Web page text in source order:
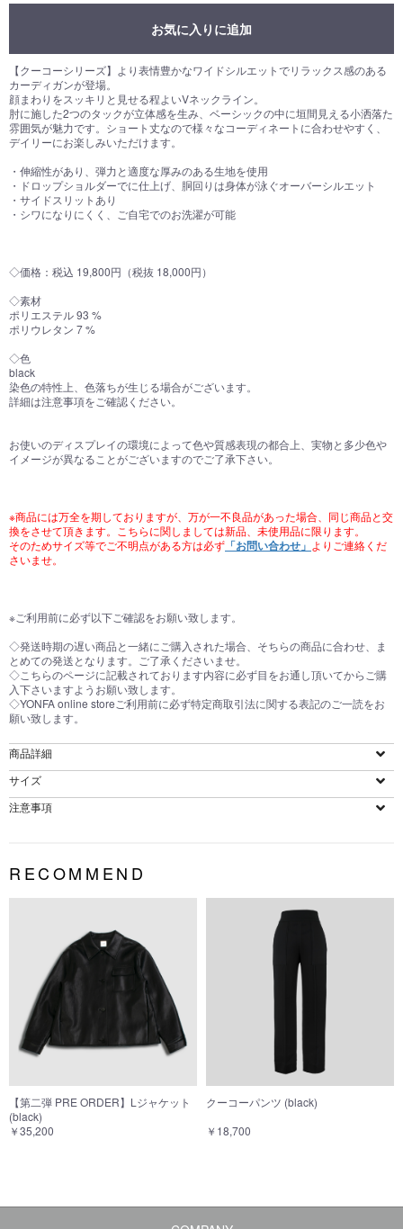
お買い物を続ける カートへ進む
お気に入りに追加
【クーコーシリーズ】より表情豊かなワイドシルエットでリラックス感のある
カーディガンが登場。
顔まわりをスッキリと見せる程よいVネックライン。
肘に施した2つのタックが立体感を生み、ベーシックの中に垣間見える小洒落た
雰囲気が魅力です。ショート丈なので様々なコーディネートに合わせやすく、
デイリーにお楽しみいただけます。
・伸縮性があり、弾力と適度な厚みのある生地を使用
・ドロップショルダーでに仕上げ、胴回りは身体が泳ぐオーバーシルエット
・サイドスリットあり
・シワになりにくく、ご自宅でのお洗濯が可能
◇価格：税込 19,800円（税抜 18,000円）
◇素材
ポリエステル 93 %
ポリウレタン 7 %
◇色
black
染色の特性上、色落ちが生じる場合がございます。
詳細は注意事項をご確認ください。
お使いのディスプレイの環境によって色や質感表現の都合上、実物と多少色や
イメージが異なることがございますのでご了承下さい。
※商品には万全を期しておりますが、万が一不良品があった場合、同じ商品と交
換をさせて頂きます。こちらに関しましては新品、未使用品に限ります。
そのためサイズ等でご不明点がある方は必ず 「お問い合わせ」 よりご連絡くだ
さいませ。
※ご利用前に必ず以下ご確認をお願い致します。
◇発送時期の遅い商品と一緒にご購入された場合、そちらの商品に合わせ、ま
とめての発送となります。ご了承くださいませ。
◇こちらのページに記載されております内容に必ず目をお通し頂いてからご購
入下さいますようお願い致します。
◇YONFA online storeご利用前に必ず特定商取引法に関する表記のご一読をお
願い致します。
商品詳細
サイズ
注意事項
RECOMMEND
【第二弾 PRE ORDER】Lジャケット
(black)
￥35,200
クーコーパンツ (black)
￥18,700